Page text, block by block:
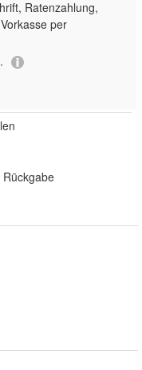
Ratenzahlung,
per